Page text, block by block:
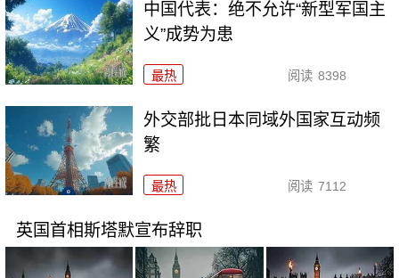
中国代表：绝不允许“新型军国主
义”成势为患
最热 阅读 8398
外交部批日本同域外国家互动频
繁
最热 阅读 7112
英国首相斯塔默宣布辞职